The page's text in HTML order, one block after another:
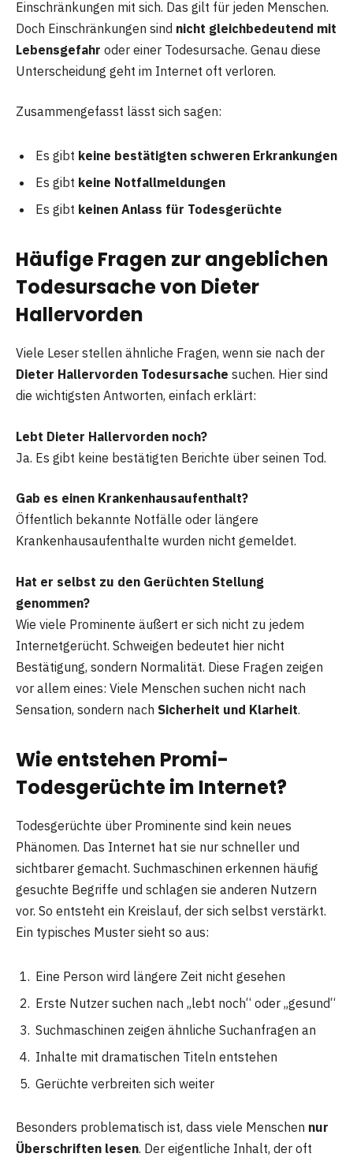
Einschränkungen mit sich. Das gilt für jeden Menschen.
Doch Einschränkungen sind nicht gleichbedeutend mit
Lebensgefahr oder einer Todesursache. Genau diese
Unterscheidung geht im Internet oft verloren.
Zusammengefasst lässt sich sagen:
Es gibt keine bestätigten schweren Erkrankungen
Es gibt keine Notfallmeldungen
Es gibt keinen Anlass für Todesgerüchte
Häufige Fragen zur angeblichen
Todesursache von Dieter
Hallervorden
Viele Leser stellen ähnliche Fragen, wenn sie nach der
Dieter Hallervorden Todesursache suchen. Hier sind
die wichtigsten Antworten, einfach erklärt:
Lebt Dieter Hallervorden noch?
Ja. Es gibt keine bestätigten Berichte über seinen Tod.
Gab es einen Krankenhausaufenthalt?
Öffentlich bekannte Notfälle oder längere
Krankenhausaufenthalte wurden nicht gemeldet.
Hat er selbst zu den Gerüchten Stellung
genommen?
Wie viele Prominente äußert er sich nicht zu jedem
Internetgerücht. Schweigen bedeutet hier nicht
Bestätigung, sondern Normalität. Diese Fragen zeigen
vor allem eines: Viele Menschen suchen nicht nach
Sensation, sondern nach Sicherheit und Klarheit.
Wie entstehen Promi-
Todesgerüchte im Internet?
Todesgerüchte über Prominente sind kein neues
Phänomen. Das Internet hat sie nur schneller und
sichtbarer gemacht. Suchmaschinen erkennen häufig
gesuchte Begriffe und schlagen sie anderen Nutzern
vor. So entsteht ein Kreislauf, der sich selbst verstärkt.
Ein typisches Muster sieht so aus:
Eine Person wird längere Zeit nicht gesehen
Erste Nutzer suchen nach „lebt noch“ oder „gesund“
Suchmaschinen zeigen ähnliche Suchanfragen an
Inhalte mit dramatischen Titeln entstehen
Gerüchte verbreiten sich weiter
Besonders problematisch ist, dass viele Menschen nur
Überschriften lesen. Der eigentliche Inhalt, der oft